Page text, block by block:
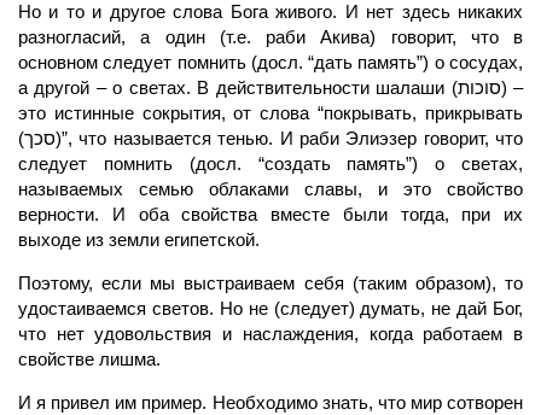
Но и то и другое слова Бога живого. И нет здесь никаких
разногласий, а один (т.е. раби Акива) говорит, что в
основном следует помнить (досл. “дать память”) о сосудах,
а другой – о светах. В действительности шалаши (סוכות) –
это истинные сокрытия, от слова “покрывать, прикрывать
(סכך)”, что называется тенью. И раби Элиэзер говорит, что
следует помнить (досл. “создать память”) о светах,
называемых семью облаками славы, и это свойство
верности. И оба свойства вместе были тогда, при их
выходе из земли египетской.
Поэтому, если мы выстраиваем себя (таким образом), то
удостаиваемся светов. Но не (следует) думать, не дай Бог,
что нет удовольствия и наслаждения, когда работаем в
свойстве лишма.
И я привел им пример. Необходимо знать, что мир сотворен